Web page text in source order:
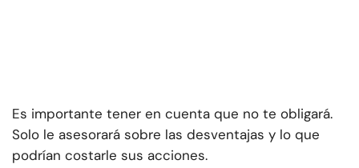
Es importante tener en cuenta que no te obligará.
Solo le asesorará sobre las desventajas y lo que
podrían costarle sus acciones.